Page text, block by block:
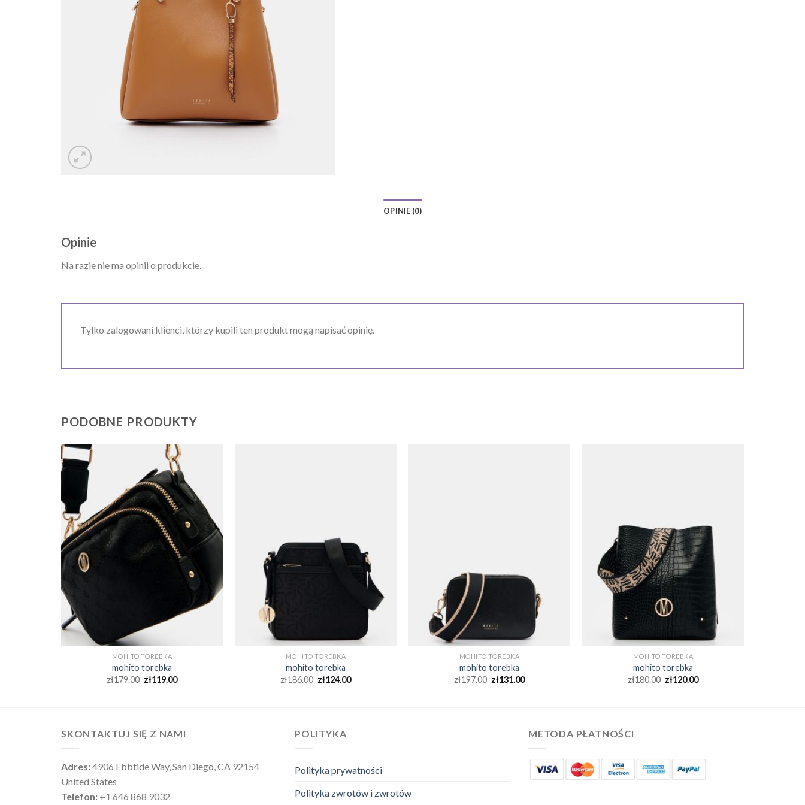
OPINIE (0)
Opinie
Na razie nie ma opinii o produkcie.
Tylko zalogowani klienci, którzy kupili ten produkt mogą napisać opinię.
PODOBNE PRODUKTY
MOHITO TOREBKA
mohito torebka
zł179.00 zł119.00
MOHITO TOREBKA
mohito torebka
zł186.00 zł124.00
MOHITO TOREBKA
mohito torebka
zł197.00 zł131.00
MOHITO TOREBKA
mohito torebka
zł180.00 zł120.00
SKONTAKTUJ SIĘ Z NAMI
Adres:4906 Ebbtide Way, San Diego, CA 92154
United States
Telefon: +1 646 868 9032
POLITYKA
Polityka prywatności
Polityka zwrotów i zwrotów
METODA PŁATNOŚCI